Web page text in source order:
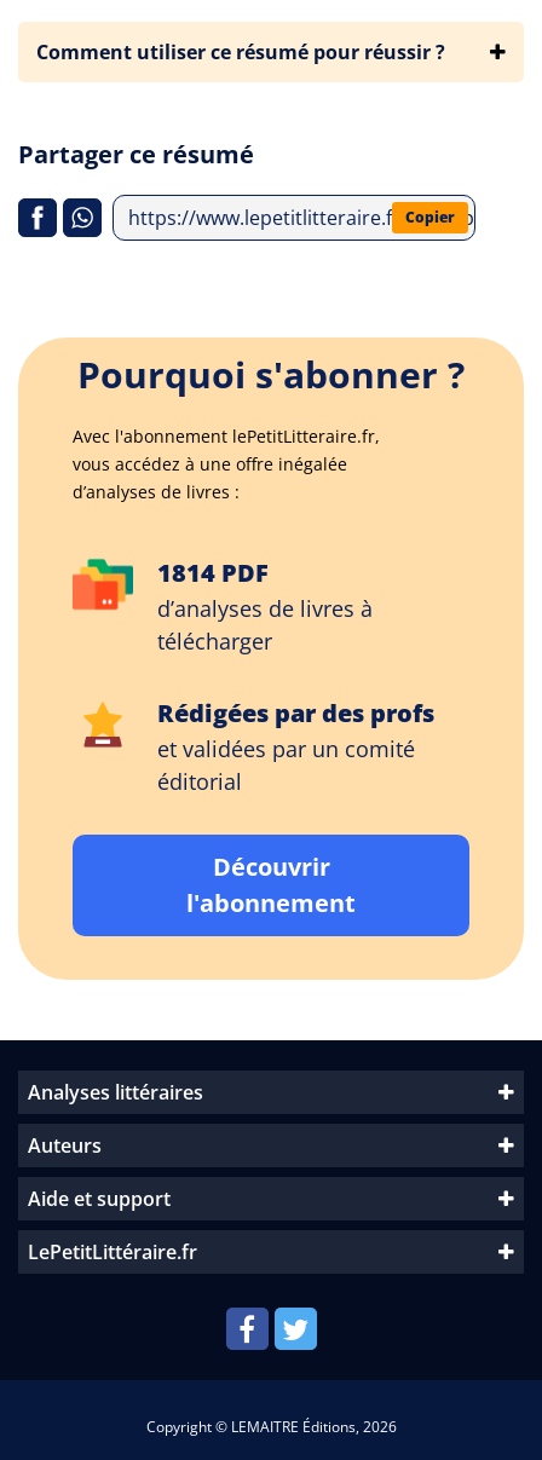
Comment utiliser ce résumé pour réussir ?
Partager ce résumé
https://www.lepetitlitteraire.fr/index.php/
Copier
Pourquoi s'abonner ?
Avec l'abonnement lePetitLitteraire.fr,
vous accédez à une offre inégalée
d’analyses de livres :
1814 PDF
d’analyses de livres à
télécharger
Rédigées par des profs
et validées par un comité
éditorial
Découvrir
l'abonnement
Analyses littéraires
Auteurs
Aide et support
LePetitLittéraire.fr
Copyright © LEMAITRE Éditions, 2026